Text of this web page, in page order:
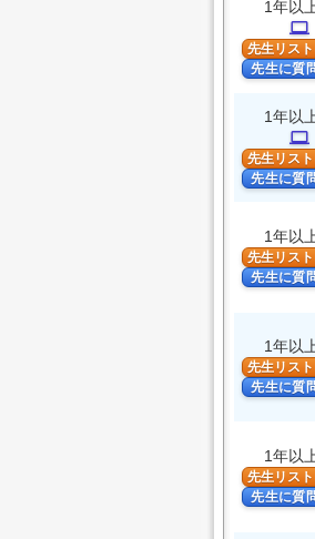
1年以
computer
先生リス
先生に質
1年以
computer
先生リス
先生に質
1年以
先生リス
先生に質
1年以
先生リス
先生に質
1年以
先生リス
先生に質